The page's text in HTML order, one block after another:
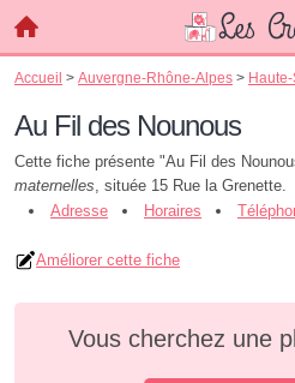
Accueil > Auvergne-Rhône-Alpes >
Au Fil des Nounous
Cette fiche présente "Au Fil des
maternelles, située 15 Rue la Grenette.
Adresse
Horaires
Améliorer cette fiche
Vous cherchez une